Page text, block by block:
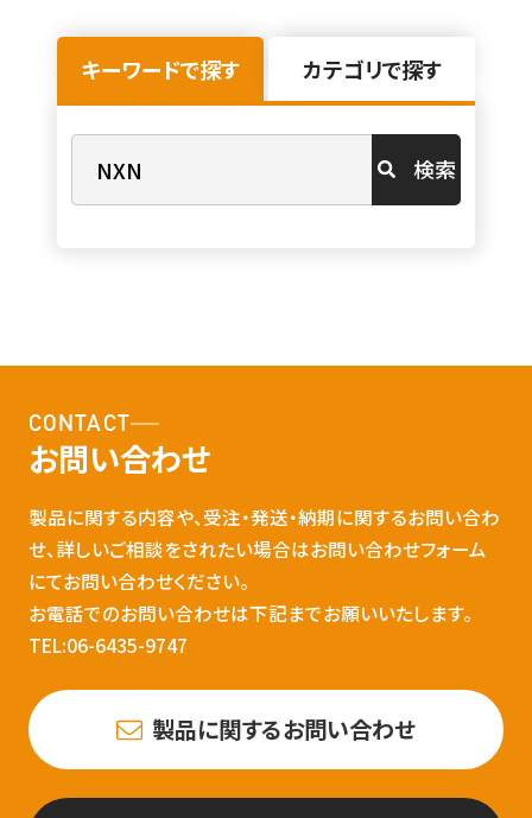
キーワードで探す カテゴリで探す
検索
CONTACT
お問い合わせ
製品に関する内容や、受注・発送・納期に関するお問い合わ
せ、詳しいご相談をされたい場合はお問い合わせフォーム
にてお問い合わせください。
お電話でのお問い合わせは下記までお願いいたします。
TEL:06-6435-9747
製品に関するお問い合わせ